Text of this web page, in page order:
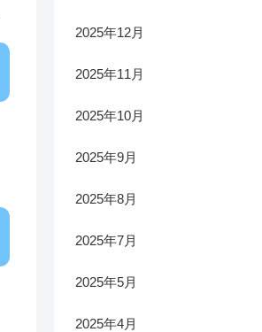
2025年12月
2025年11月
2025年10月
2025年9月
2025年8月
2025年7月
2025年5月
2025年4月